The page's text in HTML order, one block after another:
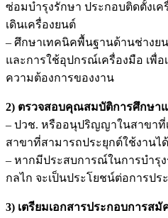
ซ่อมบำรุงรักษา ประกอบติดตั้งเ
เดินเครื่องยนต์
– ศึกษาเทคนิคพื้นฐานด้านช่างย
และการใช้อุปกรณ์เครื่องมือ เพื่
ความต้องการของงาน
2) ตรวจสอบคุณสมบัติการศึกษา
– ปวช. หรืออนุปริญญาในสาขาที่
สาขาที่สามารถประยุกต์ใช้งานได้
– หากมีประสบการณ์ในการบำรุ
กลไก จะเป็นประโยชน์ต่อการปร
3) เตรียมเอกสารประกอบการสมั